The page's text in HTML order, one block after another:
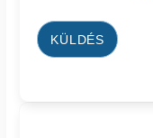
KÜLDÉS